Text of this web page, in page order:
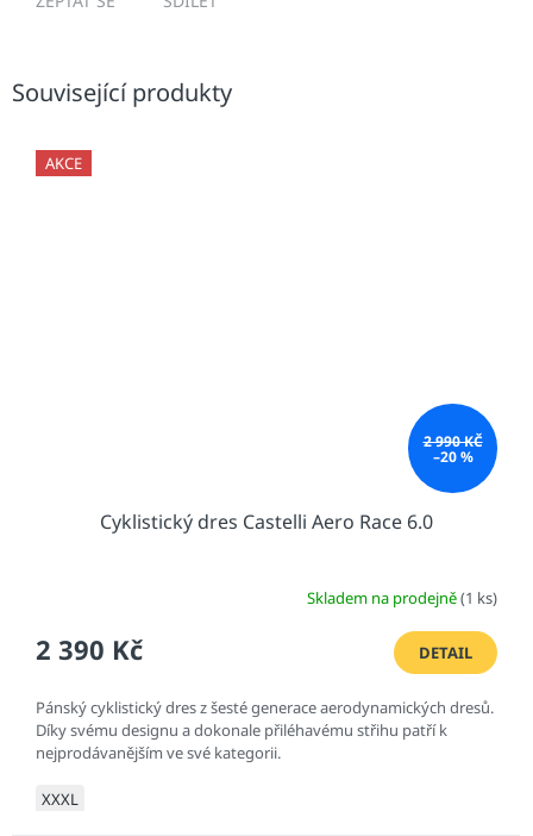
Související produkty
AKCE
2 990 KČ
–20 %
Cyklistický dres Castelli Aero Race 6.0
Skladem na prodejně(1 ks)
2 390 Kč DETAIL
Pánský cyklistický dres z šesté generace aerodynamických dresů.
Díky svému designu a dokonale přiléhavému střihu patří k
nejprodávanějším ve své kategorii.
XXXL